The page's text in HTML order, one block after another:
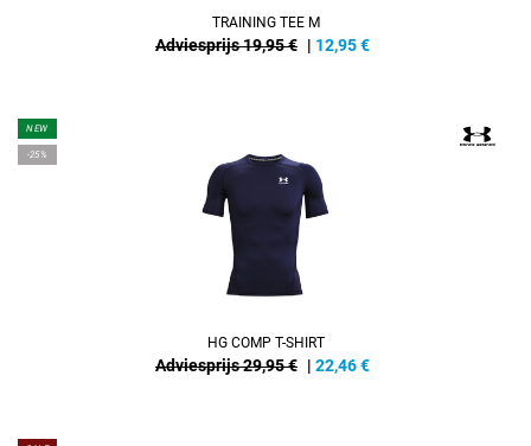
TRAINING TEE M
Adviesprijs 19,95 € | 12,95€
NEW
-25%
HG COMP T-SHIRT
Adviesprijs 29,95 € | 22,46€